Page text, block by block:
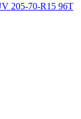
205-70-R15 96T